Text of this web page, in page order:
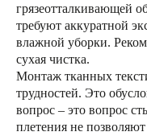
грязеотталкивающей
требуют аккуратной
влажной уборки.
сухая чистка.
Монтаж тканных
трудностей. Это
вопрос – это вопрос
плетения не